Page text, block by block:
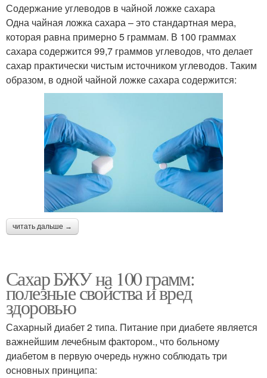
Содержание углеводов в чайной ложке сахара
Одна чайная ложка сахара – это стандартная мера,
которая равна примерно 5 граммам. В 100 граммах
сахара содержится 99,7 граммов углеводов, что делает
сахар практически чистым источником углеводов. Таким
образом, в одной чайной ложке сахара содержится:
читать дальше →
Сахар БЖУ на 100 грамм:
полезные свойства и вред
здоровью
Сахарный диабет 2 типа. Питание при диабете является
важнейшим лечебным фактором., что больному
диабетом в первую очередь нужно соблюдать три
основных принципа: